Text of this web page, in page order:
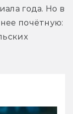
года. Но в
почётную: